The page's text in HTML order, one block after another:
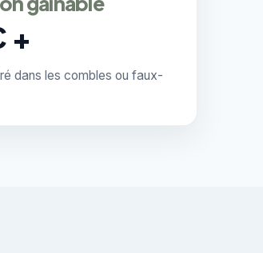
+
dans les combles ou faux-